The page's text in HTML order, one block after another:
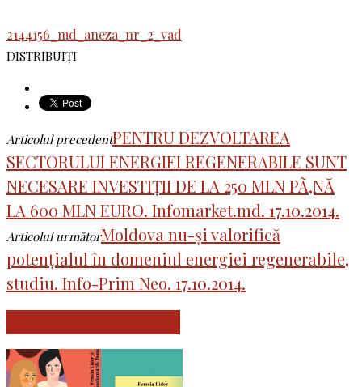
2144156_md_aneza_nr_2_vad
DISTRIBUIȚI
Articolul precedentPENTRU DEZVOLTAREA
SECTORULUI ENERGIEI REGENERABILE SUNT
NECESARE INVESTIȚII DE LA 250 MLN PÃ‚NĂ
LA 600 MLN EURO. Infomarket.md. 17.10.2014.
Articolul următorMoldova nu-și valorifică
potențialul în domeniul energiei regenerabile,
studiu. Info-Prim Neo. 17.10.2014.